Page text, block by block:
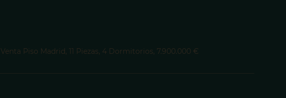
Venta Piso Madrid, 11 Piezas, 4 Dormitorios, 7.900.000 €